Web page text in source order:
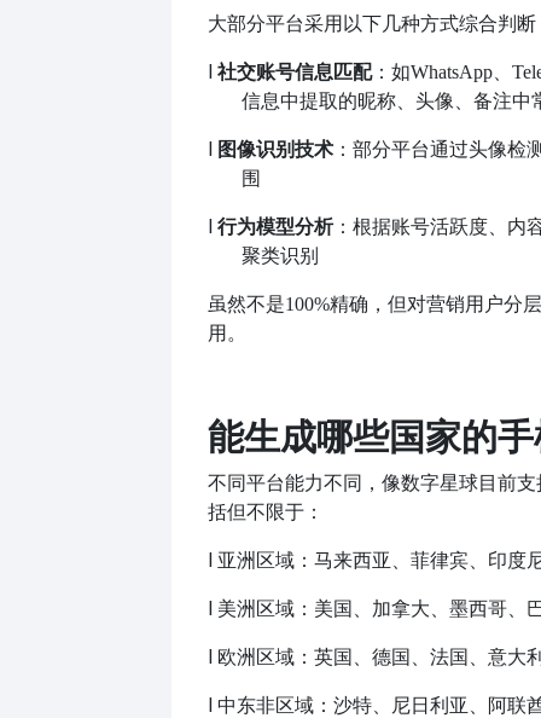
大部分平台采用以下几种方式综合判断
l 社交账号信息匹配：如WhatsApp、
信息中提取的昵称、头像、备注中
l 图像识别技术 ：部分平台通过头像检
围
l 行为模型分析：根据账号活跃度、内
聚类识别
虽然不是100%精确，但对营销用户分
用。
能生成哪些国家的
不同平台能力不同，像数字星球目前
括但不限于：
l 亚洲区域：马来西亚、菲律宾、印度
l 美洲区域：美国、加拿大、墨西哥、
l 欧洲区域：英国、德国、法国、意大
l 中东非区域：沙特、尼日利亚、阿联